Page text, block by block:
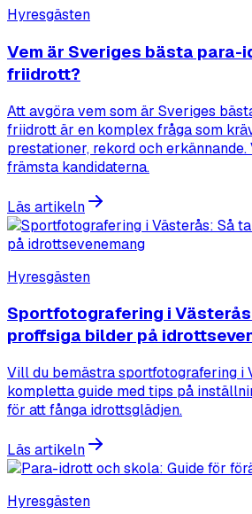
Hyresgästen
Vem är Sveriges bästa para-
friidrott?
Att avgöra vem som är Sveriges
friidrott är en komplex fråga som
prestationer, rekord och
främsta kandidaterna.
Läs artikeln
Hyresgästen
Sportfotografering i
proffsiga bilder på
Vill du bemästra sportfotografering i
kompletta guide med tips på
för att fånga idrottsglädjen.
Läs artikeln
Hyresgästen